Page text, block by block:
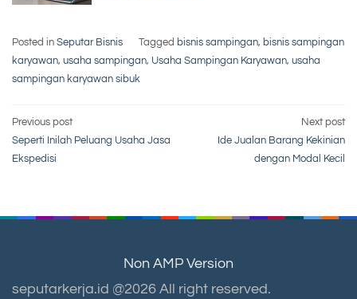
Posted in Seputar Bisnis Tagged bisnis sampingan, bisnis sampingan
karyawan, usaha sampingan, Usaha Sampingan Karyawan, usaha
sampingan karyawan sibuk
Post
navigation
Previous post
Seperti Inilah Peluang Usaha Jasa
Ekspedisi
Next post
Ide Jualan Barang Kekinian
dengan Modal Kecil
Non AMP Version
seputarkerja.id @2026 All right reserved.